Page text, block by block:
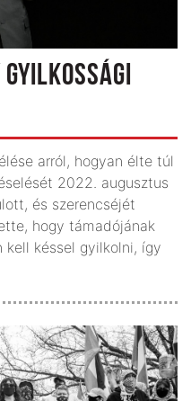
arról, hogyan élte túl
2022. augusztus
és szerencséjét
hogy támadójának
kell késsel gyilkolni, így